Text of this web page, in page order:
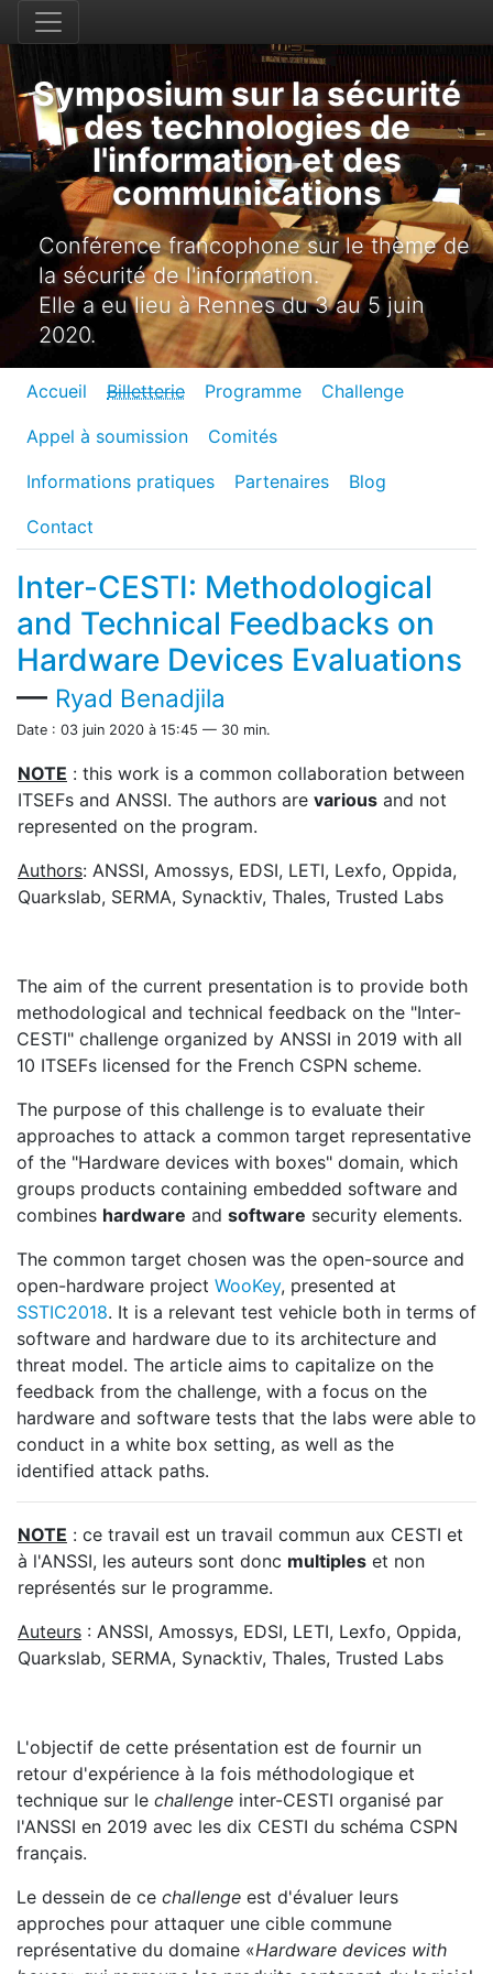
Symposium sur la sécurité
des technologies de
l'information et des
communications
Conférence francophone sur le thème de
la sécurité de l'information.
Elle a eu lieu à Rennes du 3 au 5 juin
2020.
Accueil Billetterie Programme Challenge
Appel à soumission Comités
Informations pratiques Partenaires Blog
Contact
Inter-CESTI: Methodological
and Technical Feedbacks on
Hardware Devices Evaluations
— Ryad Benadjila
Date : 03 juin 2020 à 15:45 — 30 min.
NOTE : this work is a common collaboration between
ITSEFs and ANSSI. The authors are various and not
represented on the program.
Authors: ANSSI, Amossys, EDSI, LETI, Lexfo, Oppida,
Quarkslab, SERMA, Synacktiv, Thales, Trusted Labs
The aim of the current presentation is to provide both
methodological and technical feedback on the "Inter-
CESTI" challenge organized by ANSSI in 2019 with all
10 ITSEFs licensed for the French CSPN scheme.
The purpose of this challenge is to evaluate their
approaches to attack a common target representative
of the "Hardware devices with boxes" domain, which
groups products containing embedded software and
combines hardware and software security elements.
The common target chosen was the open-source and
open-hardware project WooKey, presented at
SSTIC2018. It is a relevant test vehicle both in terms of
software and hardware due to its architecture and
threat model. The article aims to capitalize on the
feedback from the challenge, with a focus on the
hardware and software tests that the labs were able to
conduct in a white box setting, as well as the
identified attack paths.
NOTE : ce travail est un travail commun aux CESTI et
à l'ANSSI, les auteurs sont donc multiples et non
représentés sur le programme.
Auteurs : ANSSI, Amossys, EDSI, LETI, Lexfo, Oppida,
Quarkslab, SERMA, Synacktiv, Thales, Trusted Labs
L'objectif de cette présentation est de fournir un
retour d'expérience à la fois méthodologique et
technique sur le challenge inter-CESTI organisé par
l'ANSSI en 2019 avec les dix CESTI du schéma CSPN
français.
Le dessein de ce challenge est d'évaluer leurs
approches pour attaquer une cible commune
représentative du domaine «Hardware devices with